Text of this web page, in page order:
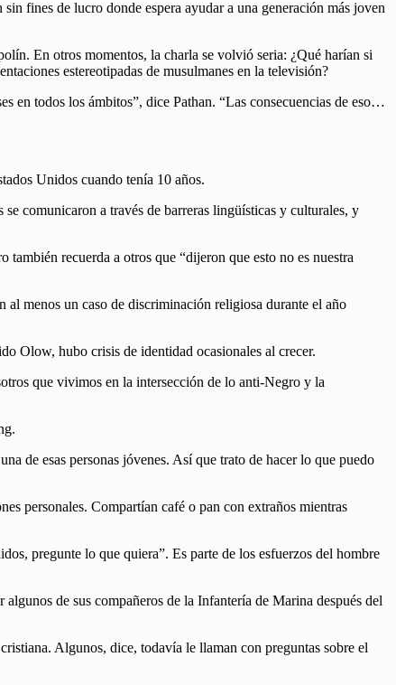
fines de lucro donde espera ayudar a una generación más joven
En otros momentos, la charla se volvió seria: ¿Qué harían si
estereotipadas de musulmanes en la televisión?
en todos los ámbitos”, dice Pathan. “Las consecuencias de eso…
Unidos cuando tenía 10 años.
comunicaron a través de barreras lingüísticas y culturales, y
también recuerda a otros que “dijeron que esto no es nuestra
al menos un caso de discriminación religiosa durante el año
Olow, hubo crisis de identidad ocasionales al crecer.
que vivimos en la intersección de lo anti-Negro y la
de esas personas jóvenes. Así que trato de hacer lo que puedo
personales. Compartían café o pan con extraños mientras
pregunte lo que quiera”. Es parte de los esfuerzos del hombre
de sus compañeros de la Infantería de Marina después del
Algunos, dice, todavía le llaman con preguntas sobre el